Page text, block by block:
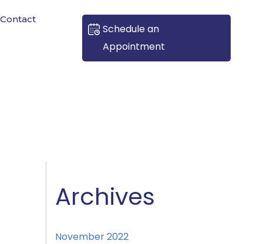
Contact
Schedule an
Appointment
Archives
November 2022